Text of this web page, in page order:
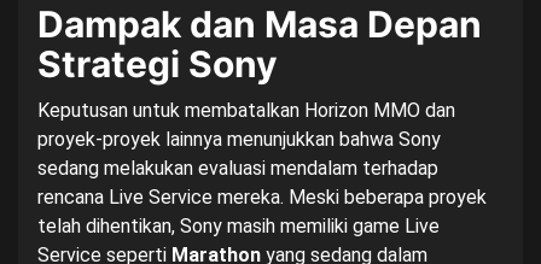
Dampak dan Masa Depan
Strategi Sony
Keputusan untuk membatalkan Horizon MMO dan
proyek-proyek lainnya menunjukkan bahwa Sony
sedang melakukan evaluasi mendalam terhadap
rencana Live Service mereka. Meski beberapa proyek
telah dihentikan, Sony masih memiliki game Live
Service seperti Marathon yang sedang dalam